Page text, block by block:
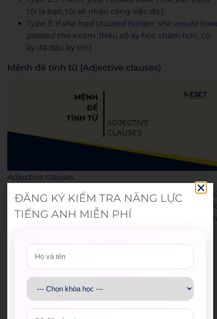
tôi là bạn, tôi sẽ nhận công việc đó.)
Type 3: If she had studied harder, she would
passed the exam. (Nếu cô ấy học chăm hơn, cô
ấy đã đậu kỳ thi.)
Mệnh đề tính từ (Adjective clauses)
Adjective clauses
Mệnh đề tính từ, hay còn gọi là mệnh đề định
dùng để bổ nghĩa cho danh từ hoặc đại từ đứng
Chúng thường bắt đầu bằng các đại từ quan hệ
Ví dụ:
The man
is very friendly.
(Người đàn ông sống cạnh nhà rất thân thiện.)
This is the bookthat I bought yesterday
. (Đây là
cuốn sách mà tôi đã mua hôm qua.)
ĐĂNG KÝ KIỂM TRA NĂNG LỰC
TIẾNG ANH MIỄN PHÍ